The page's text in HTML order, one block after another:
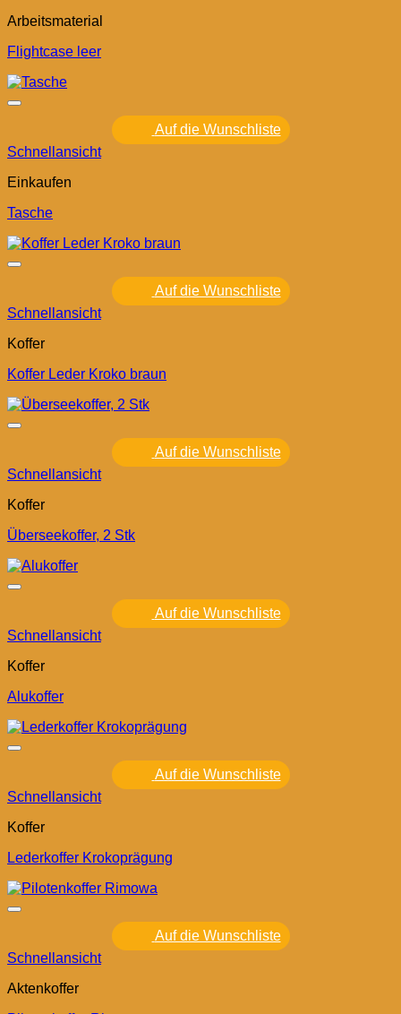
Arbeitsmaterial
Flightcase leer
Auf die Wunschliste
Schnellansicht
Einkaufen
Tasche
Auf die Wunschliste
Schnellansicht
Koffer
Koffer Leder Kroko braun
Auf die Wunschliste
Schnellansicht
Koffer
Überseekoffer, 2 Stk
Auf die Wunschliste
Schnellansicht
Koffer
Alukoffer
Auf die Wunschliste
Schnellansicht
Koffer
Lederkoffer Krokoprägung
Auf die Wunschliste
Schnellansicht
Aktenkoffer